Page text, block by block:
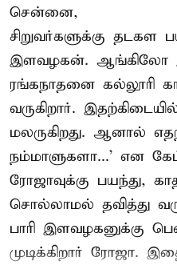
சென்னை,
சிறுவர்களுக்கு தடகள
இளவழகன். ஆங்கிலோ
ரங்கநாதனை கல்லூரி
வருகிறார்.
மலருகிறது. ஆனால்
நம்மாளுகளா...' என
ரோஜாவுக்கு பயந்து,
சொல்லாமல் தவித்து
பாரி இளவழகனுக்கு
முடிக்கிறார் ரோஜா.